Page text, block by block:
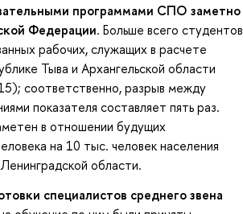
программами СПО заметно
Федерации. Больше всего студентов
рабочих, служащих в расчете
Тыва и Архангельской области
соответственно, разрыв между
показателя составляет пять раз.
в отношении будущих
на 10 тыс. человек населения
области.
специалистов среднего звена